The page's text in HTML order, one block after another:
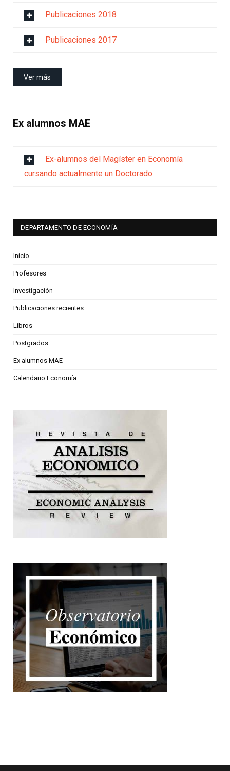
Publicaciones 2018
Publicaciones 2017
Ver más
Ex alumnos MAE
Ex-alumnos del Magíster en Economía
cursando actualmente un Doctorado
DEPARTAMENTO DE ECONOMÍA
Inicio
Profesores
Investigación
Publicaciones recientes
Libros
Postgrados
Ex alumnos MAE
Calendario Economía